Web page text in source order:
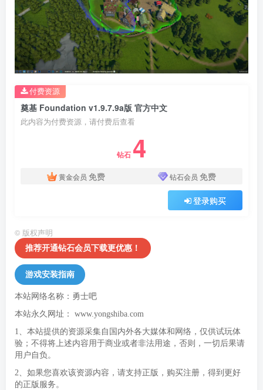
奠基 Foundation v1.9.7.9a版 官方中文
此内容为付费资源，请付费后查看
钻石 4
黄金会员 免费 钻石会员 免费
登录购买
付费资源
© 版权声明
推荐开通钻石会员下载更优惠！
游戏安装指南
本站网络名称：勇士吧
本站永久网址： www.yongshiba.com
1、本站提供的资源采集自国内外各大媒体和网络，仅供试玩体
验；不得将上述内容用于商业或者非法用途，否则，一切后果请
用户自负。
2、如果您喜欢该资源内容，请支持正版，购买注册，得到更好
的正版服务。